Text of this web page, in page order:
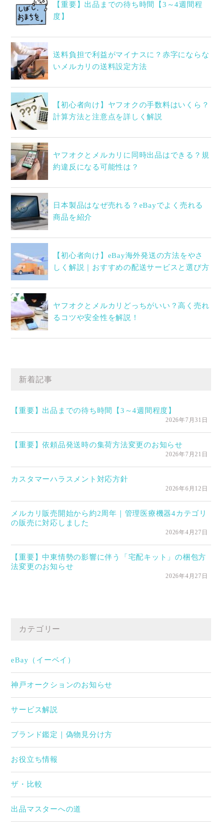
【重要】出品までの待ち時間【3～4週間程
度】
送料負担で利益がマイナスに？赤字にならな
いメルカリの送料設定方法
【初心者向け】ヤフオクの手数料はいくら？
計算方法と注意点を詳しく解説
ヤフオクとメルカリに同時出品はできる？規
約違反になる可能性は？
日本製品はなぜ売れる？eBayでよく売れる
商品を紹介
【初心者向け】eBay海外発送の方法をやさ
しく解説｜おすすめの配送サービスと選び方
ヤフオクとメルカリどっちがいい？高く売れ
るコツや安全性を解説！
新着記事
【重要】出品までの待ち時間【3～4週間程度】
2026年7月31日
【重要】依頼品発送時の集荷方法変更のお知らせ
2026年7月21日
カスタマーハラスメント対応方針
2026年6月12日
メルカリ販売開始から約2周年｜管理医療機器4カテゴリ
の販売に対応しました
2026年4月27日
【重要】中東情勢の影響に伴う「宅配キット」の梱包方
法変更のお知らせ
2026年4月27日
カテゴリー
eBay（イーベイ）
神戸オークションのお知らせ
サービス解説
ブランド鑑定｜偽物見分け方
お役立ち情報
ザ・比較
出品マスターへの道